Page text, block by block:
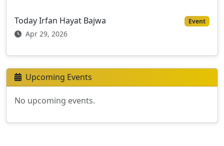
Today Irfan Hayat Bajwa Event
Apr 29, 2026
Upcoming Events
No upcoming events.